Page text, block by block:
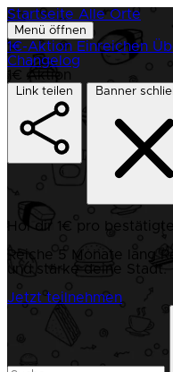
Startseite Alle Orte
Menü öffnen
1€-Aktion Einreichen
Changelog
1€ Aktion
Link teilen Banner
Hol dir 1€ pro
Reiche 5 Monate lang
und stärke deine Stadt.
Jetzt teilnehmen